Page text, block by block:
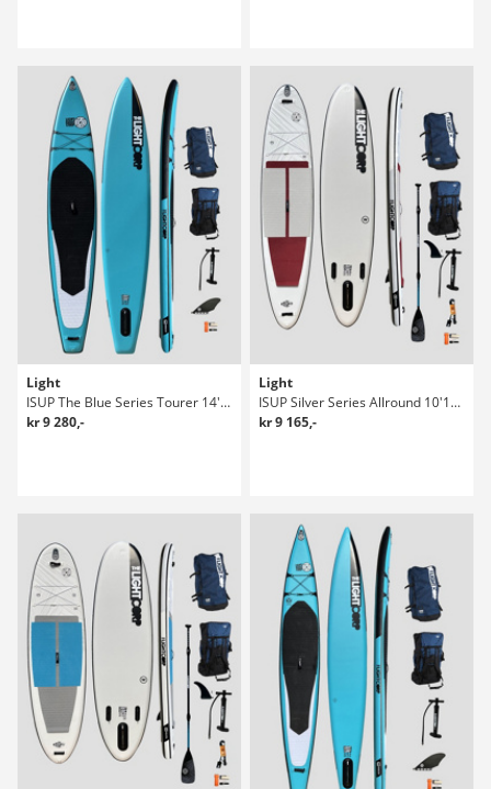
Light
ISUP The Blue Series Tourer 14'0 X 30" Sup Bräda
kr 9 280,-
Light
ISUP Silver Series Allround 10'10 X 32" SUP Set
kr 9 165,-